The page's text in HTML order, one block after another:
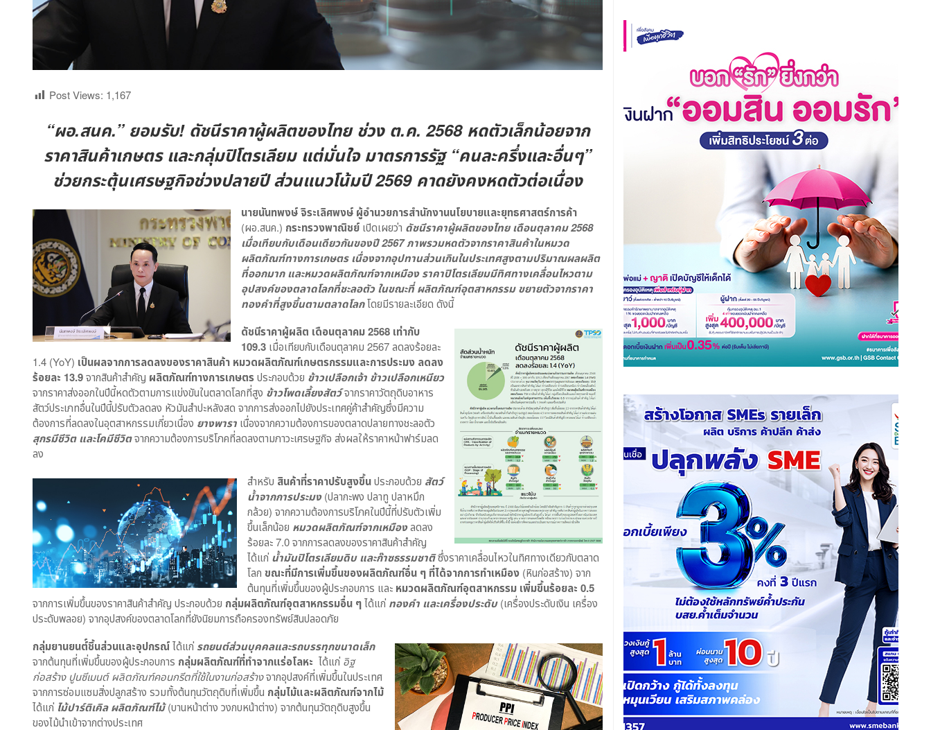
Post Views: 1,167
“ผอ.สนค.” ยอมรับ! ดัชนีราคาผู้ผลิตของไทย ช่วง ต.ค. 2568 หดตัวเล็กน้อยจาก
ราคาสินค้าเกษตร และกลุ่มปิโตรเลียม แต่มั่นใจ มาตรการรัฐ “คนละครึ่งและอื่นๆ”
ช่วยกระตุ้นเศรษฐกิจช่วงปลายปี ส่วนแนวโน้มปี 2569 คาดยังคงหดตัวต่อเนื่อง
นายนันทพงษ์ จิระเลิศพงษ์ ผู้อำนวยการสำนักงานนโยบายและยุทธศาสตร์การค้า
(ผอ.สนค.) กระทรวงพาณิชย์ เปิดเผยว่า ดัชนีราคาผู้ผลิตของไทย เดือนตุลาคม 2568
เมื่อเทียบกับเดือนเดียวกันของปี 2567 ภาพรวมหดตัวจากราคาสินค้าในหมวด
ผลิตภัณฑ์ทางการเกษตร เนื่องจากอุปทานส่วนเกินในประเทศสูงตามปริมาณผลผลิต
ที่ออกมาก และหมวดผลิตภัณฑ์จากเหมือง ราคาปิโตรเลียมมีทิศทางเคลื่อนไหวตาม
อุปสงค์ของตลาดโลกที่ชะลอตัว ในขณะที่ ผลิตภัณฑ์อุตสาหกรรม ขยายตัวจากราคา
ทองคำที่สูงขึ้นตามตลาดโลกโดยมีรายละเอียด ดังนี้
ดัชนีราคาผู้ผลิต เดือนตุลาคม 2568 เท่ากับ
109.3 เมื่อเทียบกับเดือนตุลาคม 2567 ลดลงร้อยละ
1.4 (YoY) เป็นผลจากการลดลงของราคาสินค้า หมวดผลิตภัณฑ์เกษตรกรรมและการประมง ลดลง
ร้อยละ 13.9จากสินค้าสำคัญ ผลิตภัณฑ์ทางการเกษตรประกอบด้วย ข้าวเปลือกเจ้า ข้าวเปลือกเหนียว
จากราคาส่งออกในปีนี้หดตัวตามการแข่งขันในตลาดโลกที่สูง ข้าวโพดเลี้ยงสัตว์จากราคาวัตถุดิบอาหาร
สัตว์ประเภทอื่นในปีนี้ปรับตัวลดลง หัวมันสำปะหลังสด จากการส่งออกไปยังประเทศคู่ค้าสำคัญซึ่งมีความ
ต้องการที่ลดลงในอุตสาหกรรมเกี่ยวเนื่อง ยางพารา เนื่องจากความต้องการของตลาดปลายทางชะลอตัว
สุกรมีชีวิต และโคมีชีวิตจากความต้องการบริโภคที่ลดลงตามภาวะเศรษฐกิจ ส่งผลให้ราคาหน้าฟาร์มลด
ลง
สำหรับ สินค้าที่ราคาปรับสูงขึ้นประกอบด้วย สัตว์
น้ำจากการประมง(ปลากะพง ปลาทู ปลาหมึก
กล้วย) จากความต้องการบริโภคในปีนี้ที่ปรับตัวเพิ่ม
ขึ้นเล็กน้อย หมวดผลิตภัณฑ์จากเหมืองลดลง
ร้อยละ 7.0 จากการลดลงของราคาสินค้าสำคัญ
ได้แก่ น้ำมันปิโตรเลียมดิบ และก๊าซธรรมชาติซึ่งราคาเคลื่อนไหวในทิศทางเดียวกับตลาด
โลก ขณะที่มีการเพิ่มขึ้นของผลิตภัณฑ์อื่น ๆ ที่ได้จากการทำเหมือง (หินก่อสร้าง) จาก
ต้นทุนที่เพิ่มขึ้นของผู้ประกอบการ และ หมวดผลิตภัณฑ์อุตสาหกรรม เพิ่มขึ้นร้อยละ 0.5
จากการเพิ่มขึ้นของราคาสินค้าสำคัญ ประกอบด้วย กลุ่มผลิตภัณฑ์อุตสาหกรรมอื่น ๆได้แก่ ทองคำ และเครื่องประดับ(เครื่องประดับเงิน เครื่อง
ประดับพลอย) จากอุปสงค์ของตลาดโลกที่ยังนิยมการถือครองทรัพย์สินปลอดภัย
กลุ่มยานยนต์์ชิ้นส่วนและอุปกรณ์ได้แก่ รถยนต์ส่วนบุคคลและรถบรรทุกขนาดเล็ก
จากต้นทุนที่เพิ่มขึ้นของผู้ประกอบการ กลุ่มผลิตภัณฑ์ที่ทำจากแร่อโลหะ ได้แก่ อิฐ
ก่อสร้าง ปูนซีเมนต์ ผลิตภัณฑ์คอนกรีตที่ใช้ในงานก่อสร้างจากอุปสงค์ที่เพิ่มขึ้นในประเทศ
จากการซ่อมแซมสิ่งปลูกสร้าง รวมทั้งต้นทุนวัตถุดิบที่เพิ่มขึ้น กลุ่มไม้และผลิตภัณฑ์จากไม้
ได้แก่ ไม้ปาร์ติเคิล ผลิตภัณฑ์ไม้(บานหน้าต่าง วงกบหน้าต่าง) จากต้นทุนวัตถุดิบสูงขึ้น
ของไม้นำเข้าจากต่างประเทศ